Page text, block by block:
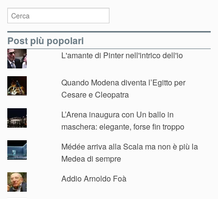
Post più popolari
L'amante di Pinter nell'intrico dell'io
Quando Modena diventa l’Egitto per
Cesare e Cleopatra
L’Arena inaugura con Un ballo in
maschera: elegante, forse fin troppo
Médée arriva alla Scala ma non è più la
Medea di sempre
Addio Arnoldo Foà